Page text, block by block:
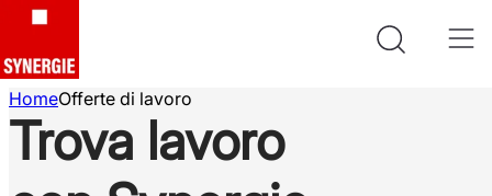
HomeOfferte di lavoro
Trova lavoro